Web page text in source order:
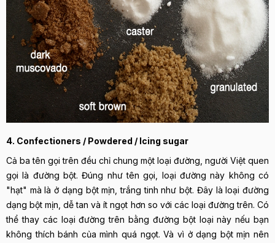
4. Confectioners / Powdered / Icing sugar
Cả ba tên gọi trên đều chỉ chung một loại đường, người Việt quen
gọi là đường bột. Đúng như tên gọi, loại đường này không có
"hạt" mà là ở dạng bột mịn, trắng tinh như bột. Đây là loại đường
dạng bột mịn, dễ tan và ít ngọt hơn so với các loại đường trên. Có
thể thay các loại đường trên bằng đường bột loại này nếu bạn
không thích bánh của mình quá ngọt. Và vì ở dạng bột mịn nên